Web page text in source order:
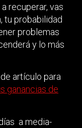
recuperar, vas
tu probabilidad
problemas
y lo más
artículo para
ganancias de
a media-